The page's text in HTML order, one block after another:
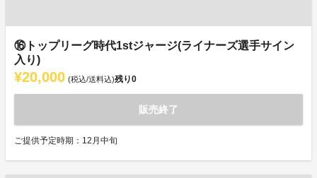
⑯トップリーグ時代1stジャージ(ライナーズ選手サイン
入り)
¥20,000 (税込/送料込)残り0
販売終了
ご提供予定時期：12月中旬